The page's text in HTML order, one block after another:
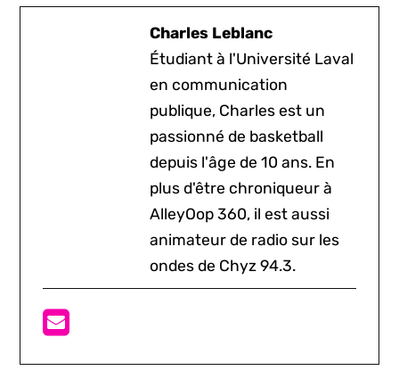
Charles Leblanc
Étudiant à l'Université Laval
en communication
publique, Charles est un
passionné de basketball
depuis l'âge de 10 ans. En
plus d'être chroniqueur à
AlleyOop 360, il est aussi
animateur de radio sur les
ondes de Chyz 94.3.